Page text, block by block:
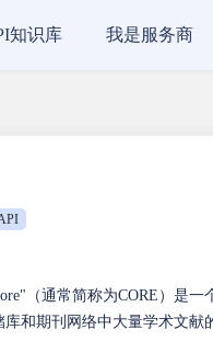
知识库 我是服务商
（通常简称为CORE）是
和期刊网络中大量学术文献